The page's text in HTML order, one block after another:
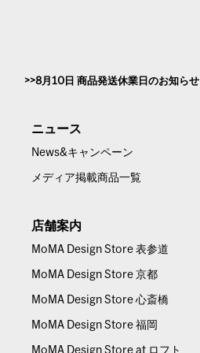
8月10日 商品発送休業日のお知らせ
ニュース
News&キャンペーン
メディア掲載商品一覧
店舗案内
MoMA Design Store 表参道
MoMA Design Store 京都
MoMA Design Store 心斎橋
MoMA Design Store 福岡
MoMA Design Store at ロフト